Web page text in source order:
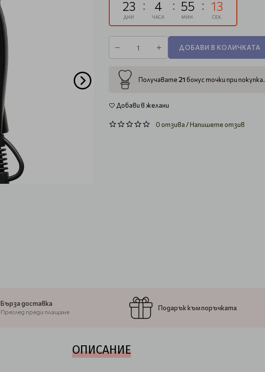
23
ДНИ
4
ЧАСА
55
МИН.
12
СЕК.
ДОБАВИ В КОЛИЧКАТА
Получавате 21 бонус точки при покупка.
Добави в желани
0 отзива/Напишете отзив
Бърза доставка
Преглед преди плащане
Подарък към поръчката
ОПИСАНИЕ